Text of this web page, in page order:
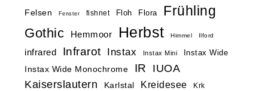
Felsen Fenster fishnet Floh Flora Frühling
Gothic Hemmoor Herbst Himmel Ilford
infrared Infrarot Instax Instax Mini
Instax Wide
Instax Wide Monochrome
IR
IUOA
Kaiserslautern
Karlstal Kreidesee Krk